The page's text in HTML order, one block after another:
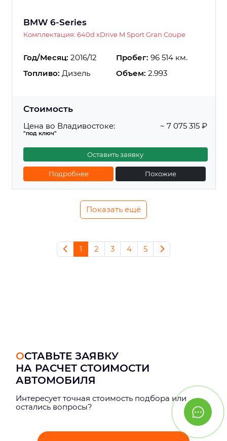
BMW 6-Series
Комплектация: 640d xDrive M Sport Gran Coupe
Год/Месяц: 2016/12 Пробег: 96 514 км.
Топливо: Дизель Объем: 2.993
Стоимость
Цена во Владивостоке:
"под ключ"
~ 7 075 315 ₽
Оставить заявку
Подробнее Похожие
Показать ещё
1 2 3 4 5
ОСТАВЬТЕ ЗАЯВКУ
НА РАСЧЕТ СТОИМОСТИ
АВТОМОБИЛЯ
Интерeсует точная стоимость подбора или
остались вопросы?